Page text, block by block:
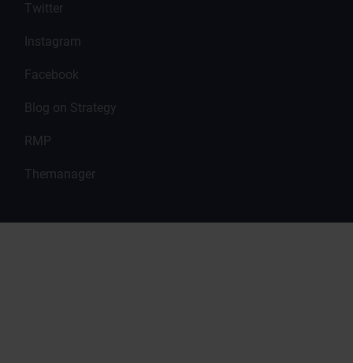
Twitter
Instagram
Facebook
Blog on Strategy
RMP
Themanager